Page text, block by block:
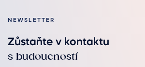
NEWSLETTER
Zůstaňte v kontaktu
s budoucností